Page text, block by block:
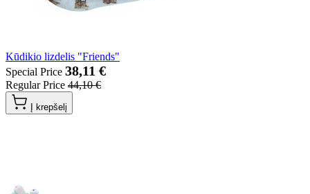
Kūdikio lizdelis "Friends"
Special Price 38,11 €
Regular Price 44,10 €
Į krepšelį